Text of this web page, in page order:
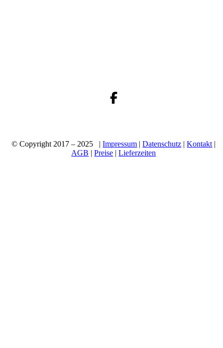
© Copyright 2017 – 2025 |Impressum |Datenschutz |Kontakt |
AGB |Preise |Lieferzeiten